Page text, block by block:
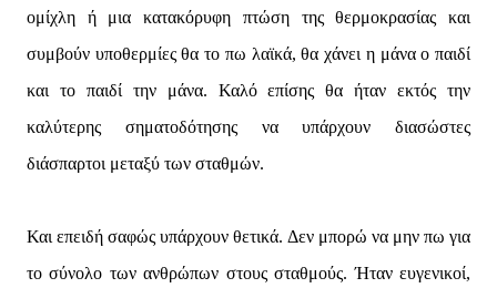
ομίχλη ή μια κατακόρυφη πτώση της θερμοκρασίας και
συμβούν υποθερμίες θα το πω λαϊκά, θα χάνει η μάνα ο παιδί
και το παιδί την μάνα. Καλό επίσης θα ήταν εκτός την
καλύτερης σηματοδότησης να υπάρχουν διασώστες
διάσπαρτοι μεταξύ των σταθμών.
Και επειδή σαφώς υπάρχουν θετικά. Δεν μπορώ να μην πω για
το σύνολο των ανθρώπων στους σταθμούς. Ήταν ευγενικοί,